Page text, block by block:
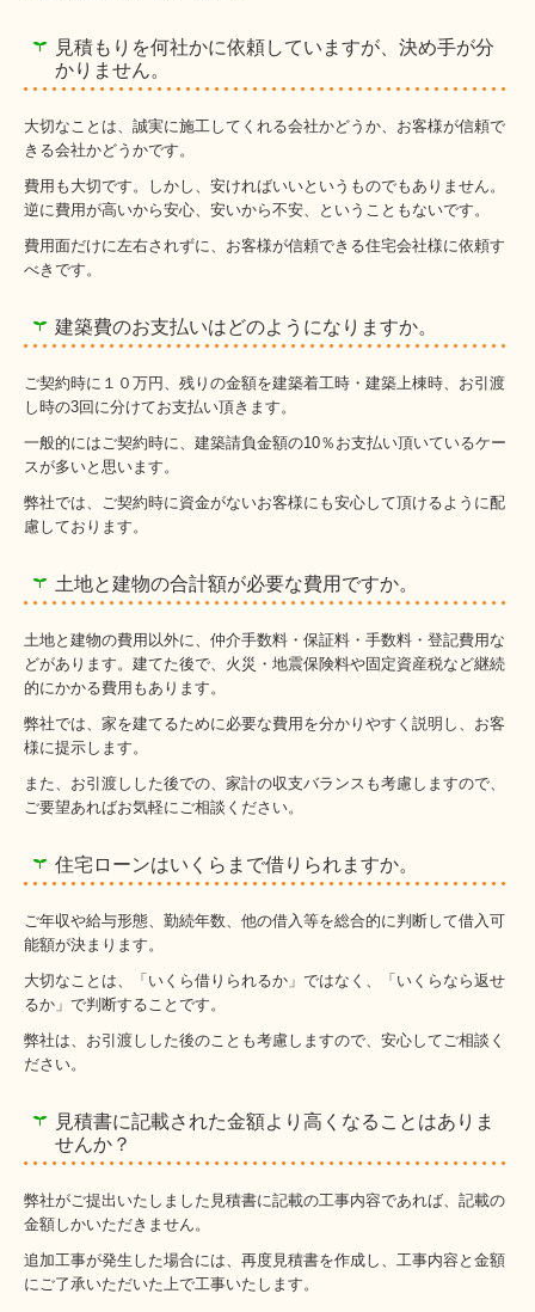
見積もりを何社かに依頼していますが、決め手が分
かりません。
大切なことは、誠実に施工してくれる会社かどうか、お客様が信頼で
きる会社かどうかです。
費用も大切です。しかし、安ければいいというものでもありません。
逆に費用が高いから安心、安いから不安、ということもないです。
費用面だけに左右されずに、お客様が信頼できる住宅会社様に依頼す
べきです。
建築費のお支払いはどのようになりますか。
ご契約時に１０万円、残りの金額を建築着工時・建築上棟時、お引渡
し時の3回に分けてお支払い頂きます。
一般的にはご契約時に、建築請負金額の10％お支払い頂いているケー
スが多いと思います。
弊社では、ご契約時に資金がないお客様にも安心して頂けるように配
慮しております。
土地と建物の合計額が必要な費用ですか。
土地と建物の費用以外に、仲介手数料・保証料・手数料・登記費用な
どがあります。建てた後で、火災・地震保険料や固定資産税など継続
的にかかる費用もあります。
弊社では、家を建てるために必要な費用を分かりやすく説明し、お客
様に提示します。
また、お引渡しした後での、家計の収支バランスも考慮しますので、
ご要望あればお気軽にご相談ください。
住宅ローンはいくらまで借りられますか。
ご年収や給与形態、勤続年数、他の借入等を総合的に判断して借入可
能額が決まります。
大切なことは、「いくら借りられるか」ではなく、「いくらなら返せ
るか」で判断することです。
弊社は、お引渡しした後のことも考慮しますので、安心してご相談く
ださい。
見積書に記載された金額より高くなることはありま
せんか？
弊社がご提出いたしました見積書に記載の工事内容であれば、記載の
金額しかいただきません。
追加工事が発生した場合には、再度見積書を作成し、工事内容と金額
にご了承いただいた上で工事いたします。